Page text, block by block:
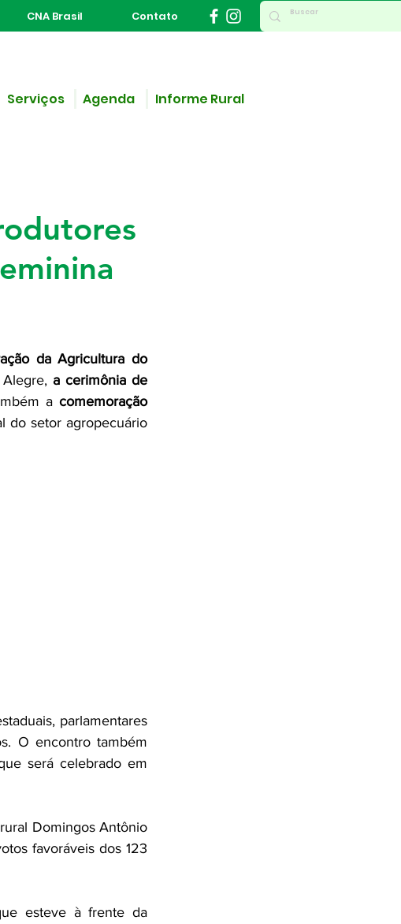
CNA Brasil Contato
da Agricultura do
a cerimônia de
a comemoração
do setor agropecuário
, parlamentares
O encontro também
será celebrado em
Domingos Antônio
favoráveis dos 123
esteve à frente da
Serviços Agenda Informe Rural